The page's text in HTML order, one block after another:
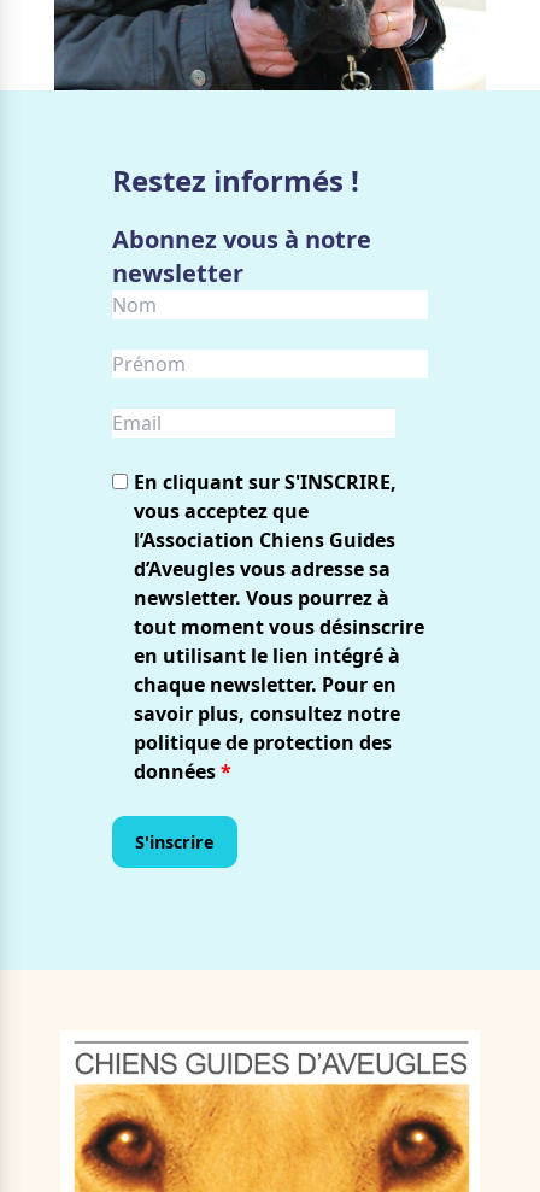
Restez informés !
Abonnez vous à notre
newsletter
En cliquant sur S'INSCRIRE,
vous acceptez que
l’Association Chiens Guides
d’Aveugles vous adresse sa
newsletter. Vous pourrez à
tout moment vous désinscrire
en utilisant le lien intégré à
chaque newsletter. Pour en
savoir plus, consultez notre
politique de protection des
données*